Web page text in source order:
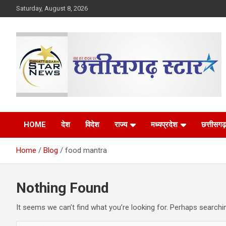
to
Saturday, August 8, 2026
Chhattisgarh Star
HOME देश विदेश राज्य मध्यप्रदेश छत्तीसगढ़
Home Blog food mantra
Nothing Found
It seems we can’t find what you’re looking for. Perhaps